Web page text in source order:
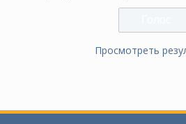
Просмотреть